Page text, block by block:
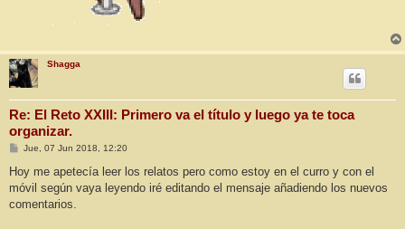
Shagga
Re: El Reto XXIII: Primero va el título y luego ya te toca
organizar.
M
n
s
a
j
Jue, 07 Jun 2018, 12:20
Hoy me apetecía leer los relatos pero como estoy en el curro y con el
móvil según vaya leyendo iré editando el mensaje añadiendo los nuevos
comentarios.